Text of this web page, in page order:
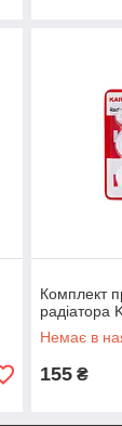
Комплект
радіатора
Немає в
155 ₴